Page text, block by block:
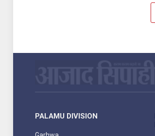
PALAMU DIVISION